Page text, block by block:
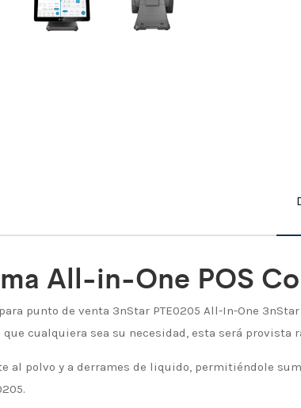
All-in-One POS
punto de venta 3nStar PTE0205 All-In-One
que cualquiera sea su necesidad, esta será provista
al polvo y a derrames de liquido, permitiéndole